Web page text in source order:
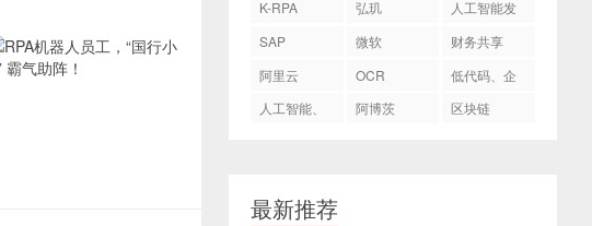
K-RPA
弘玑
Cyclone
人工智能发
展
SAP 微软
财务共享
阿里云
OCR
低代码、企
业数字化转
人工智能、
阿博茨 区块链
最新推荐